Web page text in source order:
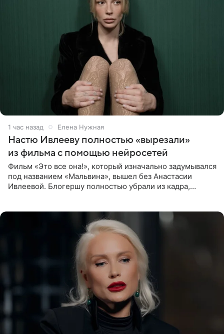
1 час назад Елена Нужная
Настю Ивлееву полностью «вырезали»
из фильма с помощью нейросетей
Фильм «Это все она!», который изначально задумывался
под названием «Мальвина», вышел без Анастасии
Ивлеевой. Блогершу полностью убрали из кадра,